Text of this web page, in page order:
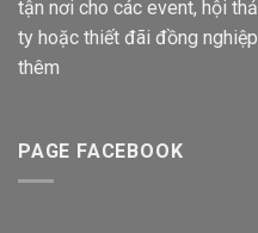
tận nơi cho các event, hội
ty hoặc thiết đãi đồng
thêm
PAGE FACEBOOK